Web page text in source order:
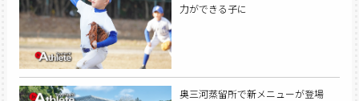
力ができる子に
奥三河蒸留所で新メニューが登場